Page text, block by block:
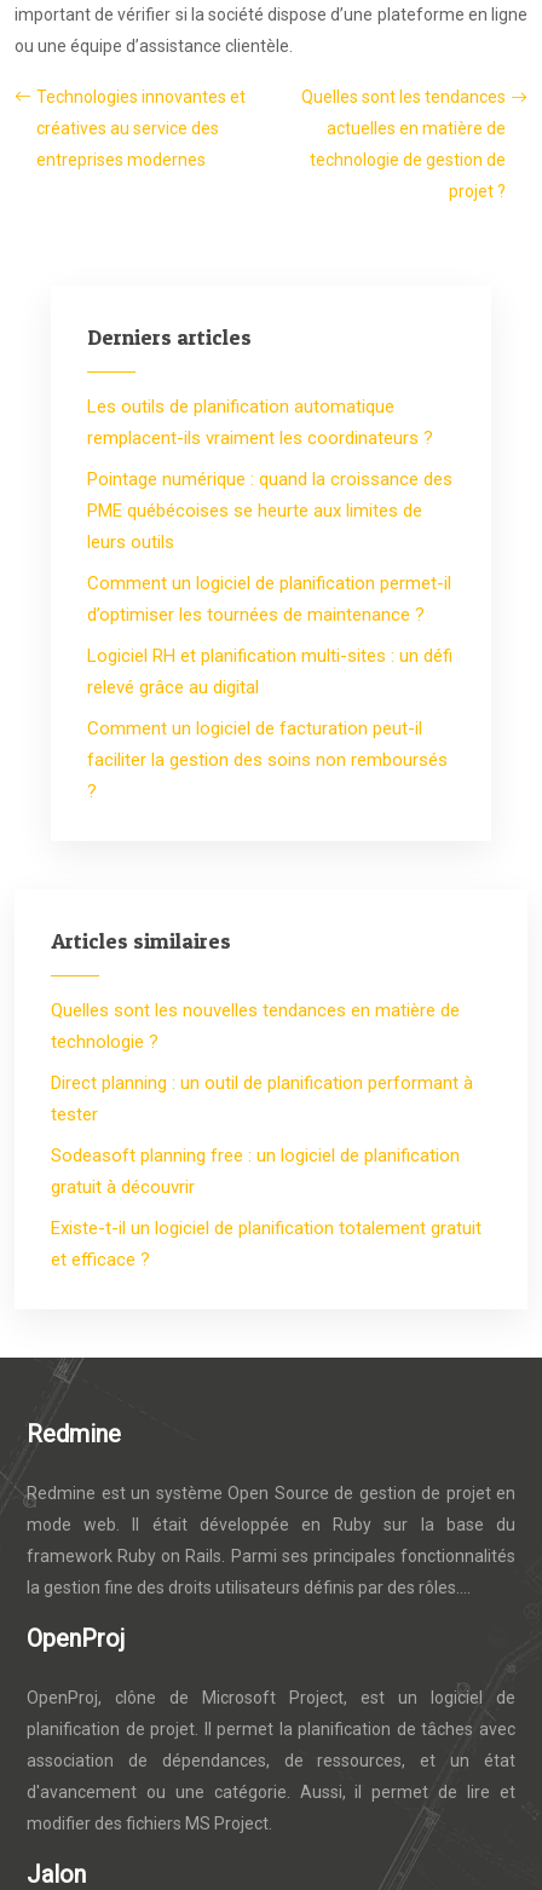
important de vérifier si la société dispose d’une plateforme en ligne
ou une équipe d’assistance clientèle.
Technologies innovantes et
créatives au service des
entreprises modernes
Quelles sont les tendances
actuelles en matière de
technologie de gestion de
projet ?
Derniers articles
Les outils de planification automatique
remplacent-ils vraiment les coordinateurs ?
Pointage numérique : quand la croissance des
PME québécoises se heurte aux limites de
leurs outils
Comment un logiciel de planification permet-il
d’optimiser les tournées de maintenance ?
Logiciel RH et planification multi-sites : un défi
relevé grâce au digital
Comment un logiciel de facturation peut-il
faciliter la gestion des soins non remboursés
?
Articles similaires
Quelles sont les nouvelles tendances en matière de
technologie ?
Direct planning : un outil de planification performant à
tester
Sodeasoft planning free : un logiciel de planification
gratuit à découvrir
Existe-t-il un logiciel de planification totalement gratuit
et efficace ?
Redmine
Redmine est un système Open Source de gestion de projet en
mode web. Il était développée en Ruby sur la base du
framework Ruby on Rails. Parmi ses principales fonctionnalités
la gestion fine des droits utilisateurs définis par des rôles....
OpenProj
OpenProj, clône de Microsoft Project, est un logiciel de
planification de projet. Il permet la planification de tâches avec
association de dépendances, de ressources, et un état
d'avancement ou une catégorie. Aussi, il permet de lire et
modifier des fichiers MS Project.
Jalon